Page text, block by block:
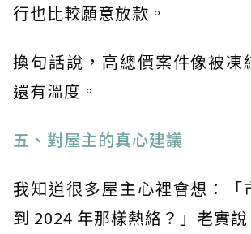
行也比較願意放款。
換句話說，高總價案件像被凍
還有溫度。
五、對屋主的真心建議
我知道很多屋主心裡會想：「
到 2024 年那樣熱絡？」老實